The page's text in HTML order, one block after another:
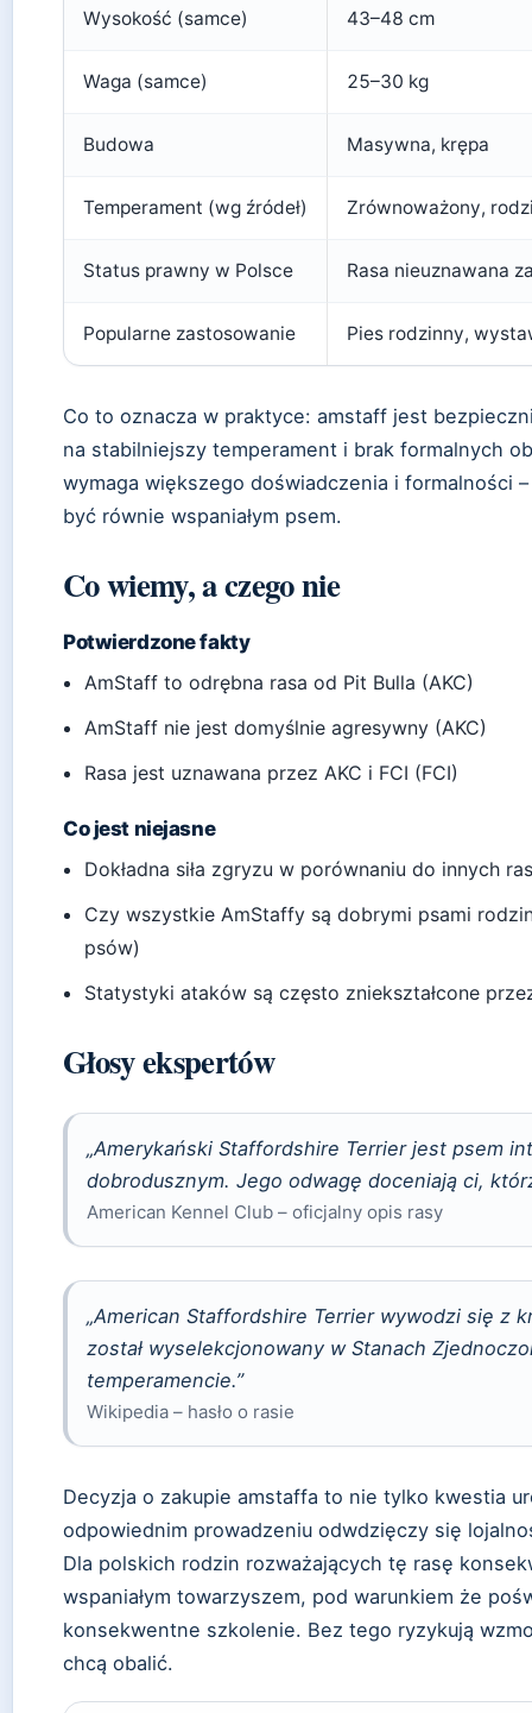
Wysokość (samce) 43–48 cm
Waga (samce) 25–30 kg
Budowa Masywna, krępa
Temperament (wg źródeł) Zrównoważony,
Status prawny w Polsce Rasa nieuznawana
Popularne zastosowanie Pies rodzinny,
Co to oznacza w praktyce: amstaff jest
na stabilniejszy temperament i brak formalnych
wymaga większego doświadczenia i formalności
być równie wspaniałym psem.
Co wiemy, a czego nie
Potwierdzone fakty
AmStaff to odrębna rasa od Pit Bulla (AKC)
AmStaff nie jest domyślnie agresywny (AKC)
Rasa jest uznawana przez AKC i FCI (FCI)
Co jest niejasne
Dokładna siła zgryzu w porównaniu do innych
Czy wszystkie AmStaffy są dobrymi psami
psów)
Statystyki ataków są często zniekształcone
Głosy ekspertów
„Amerykański Staffordshire Terrier jest psem
dobrodusznym. Jego odwagę doceniają ci,
American Kennel Club – oficjalny opis rasy
„American Staffordshire Terrier wywodzi się z
został wyselekcjonowany w Stanach
temperamencie.”
Wikipedia – hasło o rasie
Decyzja o zakupie amstaffa to nie tylko kwestia
odpowiednim prowadzeniu odwdzięczy się
Dla polskich rodzin rozważających tę rasę
wspaniałym towarzyszem, pod warunkiem że
konsekwentne szkolenie. Bez tego ryzykują
chcą obalić.